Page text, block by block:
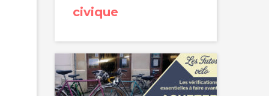
civique